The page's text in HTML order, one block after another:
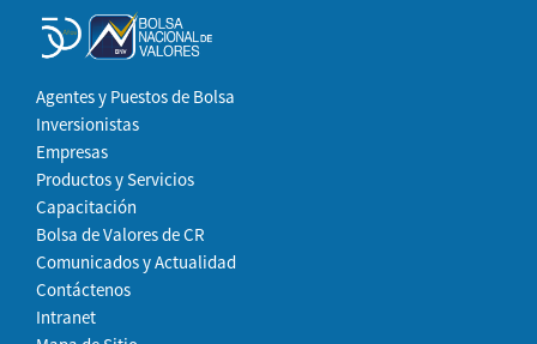
Agentes y Puestos de Bolsa
Inversionistas
Empresas
Productos y Servicios
Capacitación
Bolsa de Valores de CR
Comunicados y Actualidad
Contáctenos
Intranet